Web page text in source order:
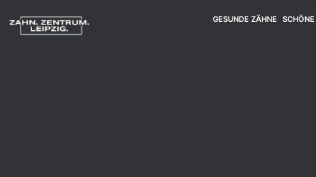
GESUNDE ZÄHNE